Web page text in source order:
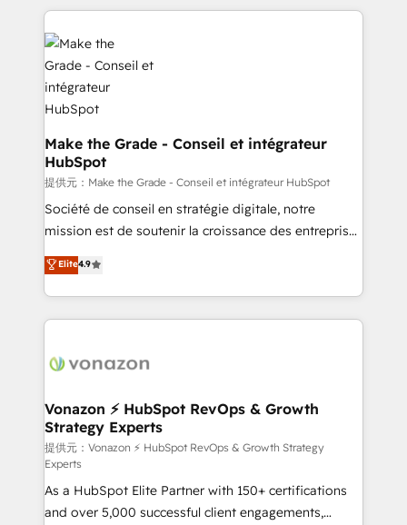
collecte et de l’analyse des données pour des
décisions éclairées • Optimisation de l’efficacité et
de la productivité des équipes Notre équipe de 30
consultants certifiés HubSpot aborde chaque projet
avec un engagement total, alignant processus
métiers et technologie, et guidant vos équipes à
travers le changement, tout en centrant vos objectifs
d’entreprise. Grâce à une méthodologie éprouvée
auprès de plus de 400 clients, nous comprenons
rapidement vos enjeux et intégrons parfaitement
HubSpot dans votre organisation. Pour toute
votre projet HubSpot, contactez notre équipe pour
un échange dédié.
Make the Grade - Conseil et intégrateur
HubSpot
提供元：Make the Grade - Conseil et intégrateur HubSpot
Société de conseil en stratégie digitale, notre
mission est de soutenir la croissance des entreprises
B2B à travers l’acquisition de nouveaux clients,
l'intégration CRM et le développement des revenus
auprès de vos comptes existants. En France et à
l'international, nous travaillons avec des ETI
delà d’une simple transformation digitale et des
➤ L’intégration de CRM et de méthodologie RevOps
pour aligner les équipes marketing, commerciales et
support client (data migration, synchronisation API,
audit et maintenance) ➤ La création de sites internet
de conversion qui transforment les visiteurs en
opportunités d'affaires ➤ La mise en place de
Elite4.9
Vonazon ⚡ HubSpot RevOps & Growth
Strategy Experts
提供元：Vonazon ⚡ HubSpot RevOps & Growth Strategy
Experts
As a HubSpot Elite Partner with 150+ certifications
and over 5,000 successful client engagements,